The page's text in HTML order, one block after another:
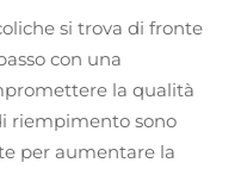
si trova di fronte
con una
la qualità
riempimento sono
per aumentare la